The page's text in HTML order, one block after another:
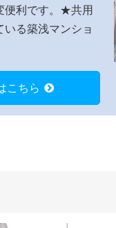
便利です。★共用
いる築浅マンショ
こちら